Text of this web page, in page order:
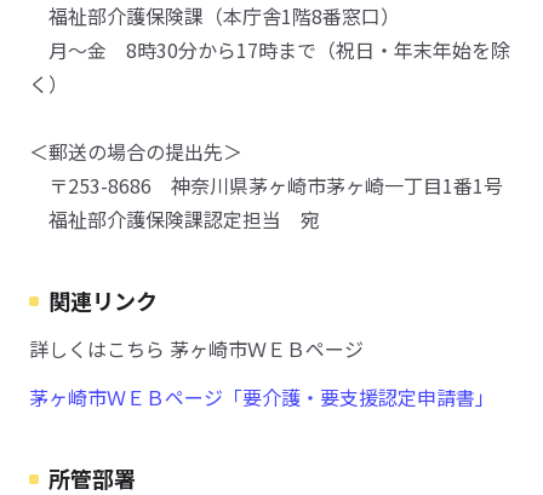
福祉部介護保険課（本庁舎1階8番窓口）
月～金 8時30分から17時まで（祝日・年末年始を除
く）
＜郵送の場合の提出先＞
〒253-8686 神奈川県茅ヶ崎市茅ヶ崎一丁目1番1号
福祉部介護保険課認定担当 宛
関連リンク
詳しくはこちら 茅ヶ崎市ＷＥＢページ
茅ヶ崎市ＷＥＢページ「要介護・要支援認定申請書」
所管部署